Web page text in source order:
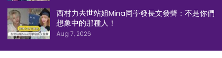
西村力去世站姐Mina同學發長文發聲：不是你們
想象中的那種人！
Aug 7, 2026